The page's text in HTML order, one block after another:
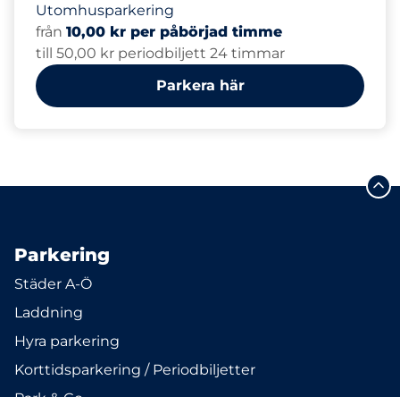
Utomhusparkering
från 10,00 kr per påbörjad timme
till 50,00 kr periodbiljett 24 timmar
Parkera här
Parkering
Städer A-Ö
Laddning
Hyra parkering
Korttidsparkering / Periodbiljetter